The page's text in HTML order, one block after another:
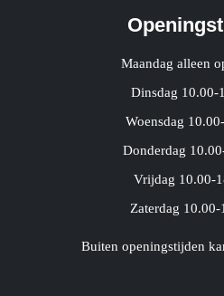
Maandag alleen
Dinsdag 10.00-
Woensdag
Donderdag
Vrijdag 10.00-
Zaterdag
Buiten openingstijden